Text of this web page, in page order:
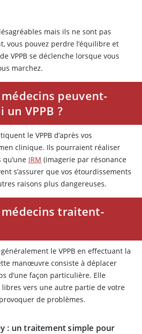
mais ils ne sont pas
vous pouvez perdre l’équilibre et
VPPB se déclenche lorsque vous
marchez.
peuvent-
un VPPB ?
le VPPB d’après vos
clinique. Ils pourraient réaliser
qu’une IRM (imagerie par résonance
s’assurer que vos étourdissements
raisons plus dangereuses.
traitent-
le VPPB en effectuant la
manœuvre consiste à déplacer
d’une façon particulière. Elle
vers une autre partie de votre
de problèmes.
: un traitement simple pour